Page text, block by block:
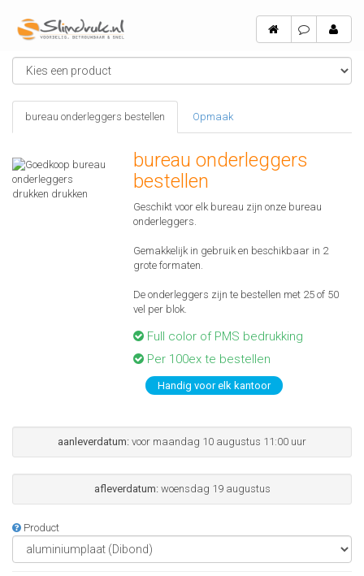
bureau onderleggers bestellen Opmaak
bureau onderleggers
bestellen
Geschikt voor elk bureau zijn onze bureau
onderleggers.
Gemakkelijk in gebruik en beschikbaar in 2
grote formaten.
De onderleggers zijn te bestellen met 25 of 50
vel per blok.
Full color of PMS bedrukking
Per 100ex te bestellen
Handig voor elk kantoor
aanleverdatum: voor maandag 10 augustus 11:00 uur
afleverdatum:woensdag 19 augustus
Product